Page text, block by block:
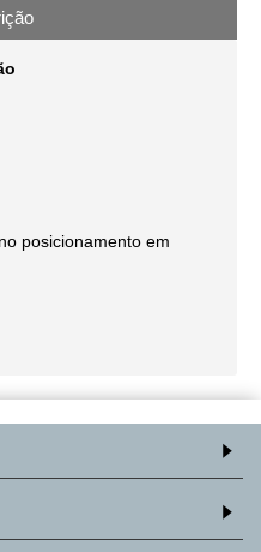
posicionamento em